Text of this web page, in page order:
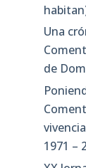
Una
de
1971 –